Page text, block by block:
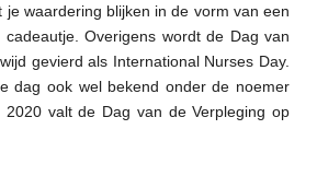
je waardering blijken in de vorm van een
Overigens wordt de Dag van
gevierd als International Nurses Day.
dag ook wel bekend onder de noemer
valt de Dag van de Verpleging op